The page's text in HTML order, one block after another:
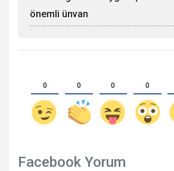
önemli ünvan
0 0 0 0
Facebook Yorum